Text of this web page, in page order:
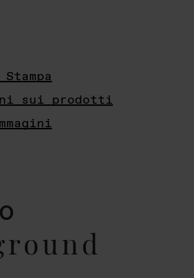
sui prodotti